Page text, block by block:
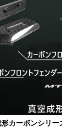
カーボンシリー